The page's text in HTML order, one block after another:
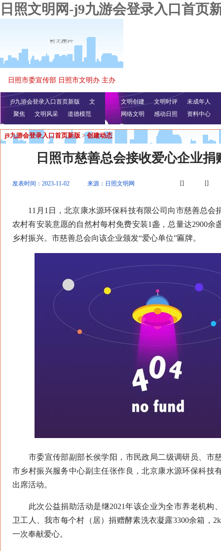
日照文明网-j9九游会登录入口首页
日照市委宣传部 日照市文明办 主办
j9九游会登录入口首页新版
文
明播报
公益视频
聚焦 文明风采 道德模范
文明创建 文明时评
未成年人
网络文明
感动日照 资料中心
j9九游会登录入口首页新版 > 创建动态
日照市慈善总会接收爱心企业捐
发表时间：2023-11-02 来源：日照文明网 [] []
11月1日，北京康水源环保科技有限公司向市慈善总会
农村有安装意愿的自然村每村免费安装1盏，总量达2900余
乡村振兴。市慈善总会向该企业颁发“爱心单位”匾牌。
市委宣传部副部长侯学阳，市民政局二级调研员、市
市乡村振兴服务中心副主任张作良，北京康水源环保科技
出席活动。
此次公益捐助活动是继2021年该企业为全市养老机构
卫工人、我市每个村（居）捐赠酵素洗衣凝露3300余箱，
一次奉献爱心。